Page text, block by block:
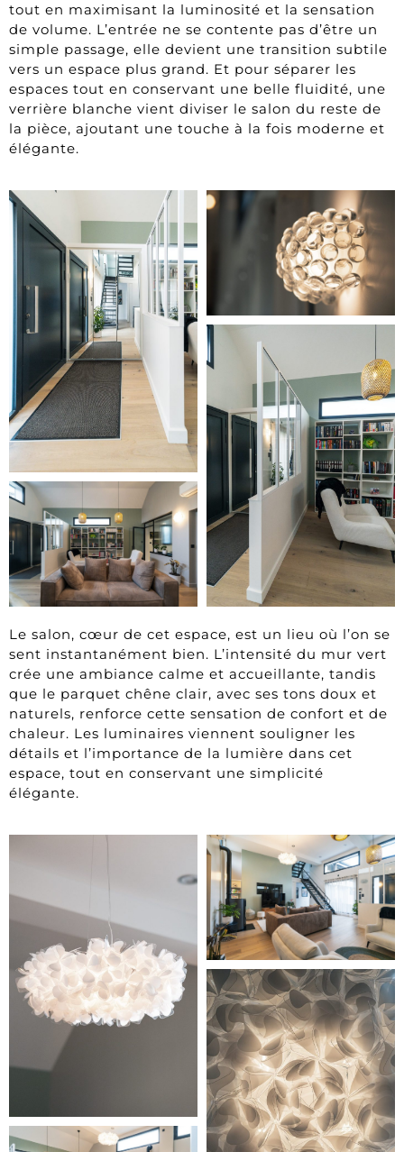
tout en maximisant la luminosité et la sensation
de volume. L’entrée ne se contente pas d’être un
simple passage, elle devient une transition subtile
vers un espace plus grand. Et pour séparer les
espaces tout en conservant une belle fluidité, une
verrière blanche vient diviser le salon du reste de
la pièce, ajoutant une touche à la fois moderne et
élégante.
Le salon, cœur de cet espace, est un lieu où l’on se
sent instantanément bien. L’intensité du mur vert
crée une ambiance calme et accueillante, tandis
que le parquet chêne clair, avec ses tons doux et
naturels, renforce cette sensation de confort et de
chaleur. Les luminaires viennent souligner les
détails et l’importance de la lumière dans cet
espace, tout en conservant une simplicité
élégante.